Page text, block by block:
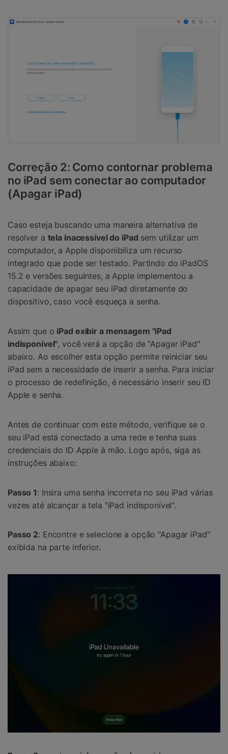
Correção 2: Como contornar problema
no iPad sem conectar ao computador
(Apagar iPad)
Caso esteja buscando uma maneira alternativa de
resolver a tela inacessível do iPad sem utilizar um
computador, a Apple disponibiliza um recurso
integrado que pode ser testado. Partindo do iPadOS
15.2 e versões seguintes, a Apple implementou a
capacidade de apagar seu iPad diretamente do
dispositivo, caso você esqueça a senha.
Assim que o iPad exibir a mensagem "iPad
indisponível", você verá a opção de "Apagar iPad"
abaixo. Ao escolher esta opção permite reiniciar seu
iPad sem a necessidade de inserir a senha. Para iniciar
o processo de redefinição, é necessário inserir seu ID
Apple e senha.
Antes de continuar com este método, verifique se o
seu iPad está conectado a uma rede e tenha suas
credenciais do ID Apple à mão. Logo após, siga as
instruções abaixo:
Passo 1: Insira uma senha incorreta no seu iPad várias
vezes até alcançar a tela "iPad indisponível".
Passo 2: Encontre e selecione a opção "Apagar iPad"
exibida na parte inferior.